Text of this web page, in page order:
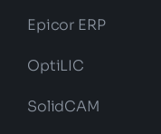
Epicor ERP
OptiLIC
SolidCAM